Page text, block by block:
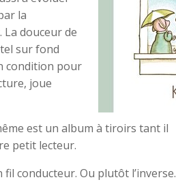
la
douceur de
sur fond
condition pour
joue
est un album à tiroirs tant il
petit lecteur.
conducteur. Ou plutôt l’inverse.